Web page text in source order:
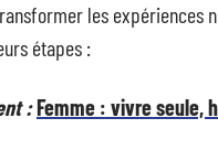
les expériences
étapes :
:Femme : vivre seule,